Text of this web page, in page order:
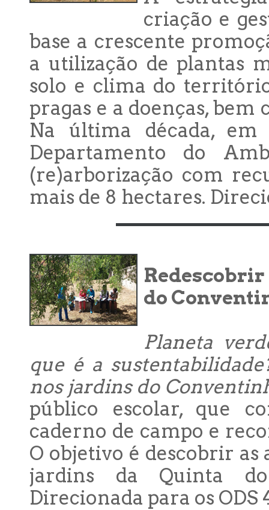
criação e
base a crescente
a utilização de plantas
solo e clima do
pragas e a doenças, bem
Na última década,
Departamento do
(re)arborização com
mais de 8 hectares.
do
Planeta
que é a
nos jardins do
público escolar, que
caderno de campo e
O objetivo é descobrir
jardins da Quinta
Direcionada para os ODS